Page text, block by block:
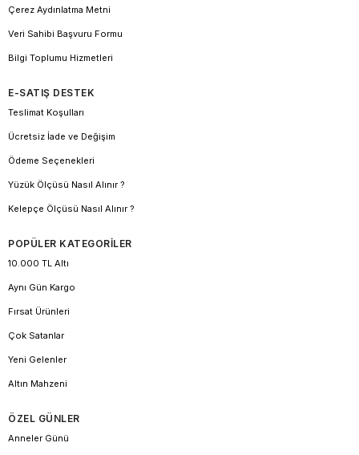
Çerez Aydınlatma Metni
Veri Sahibi Başvuru Formu
Bilgi Toplumu Hizmetleri
E-SATIŞ DESTEK
Teslimat Koşulları
Ücretsiz İade ve Değişim
Ödeme Seçenekleri
Yüzük Ölçüsü Nasıl Alınır ?
Kelepçe Ölçüsü Nasıl Alınır ?
POPÜLER KATEGORİLER
10.000 TL Altı
Aynı Gün Kargo
Fırsat Ürünleri
Çok Satanlar
Yeni Gelenler
Altın Mahzeni
ÖZEL GÜNLER
Anneler Günü